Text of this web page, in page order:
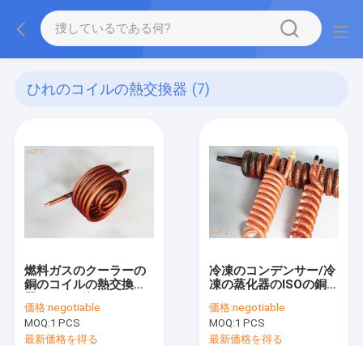
ひれのコイルの熱交換器 (7)
燃料ガスのクーラーの
銅のコイルの熱交換
価格:negotiable
MOQ:1 PCS
最新価格を得る
冷凍のコンデンサー/冷
凍の蒸化器のISOの銅の
ルの熱交換器
価格:negotiable
MOQ:1 PCS
最新価格を得る